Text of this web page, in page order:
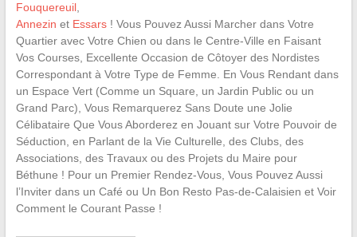
Fouquereuil,
Annezin et Essars! Vous Pouvez Aussi Marcher dans Votre
Quartier avec Votre Chien ou dans le Centre-Ville en Faisant
Vos Courses, Excellente Occasion de Côtoyer des Nordistes
Correspondant à Votre Type de Femme. En Vous Rendant dans
un Espace Vert (Comme un Square, un Jardin Public ou un
Grand Parc), Vous Remarquerez Sans Doute une Jolie
Célibataire Que Vous Aborderez en Jouant sur Votre Pouvoir de
Séduction, en Parlant de la Vie Culturelle, des Clubs, des
Associations, des Travaux ou des Projets du Maire pour
Béthune ! Pour un Premier Rendez-Vous, Vous Pouvez Aussi
l’Inviter dans un Café ou Un Bon Resto Pas-de-Calaisien et Voir
Comment le Courant Passe !